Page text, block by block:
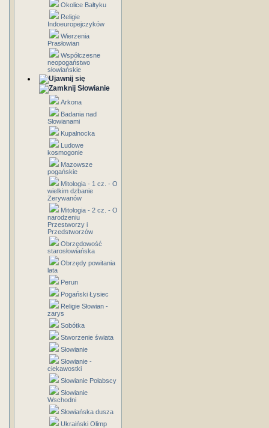
Okolice Bałtyku
Religie
Indoeuropejczyków
Wierzenia
Prasłowian
Współczesne
neopogaństwo
słowiańskie
Słowianie
Arkona
Badania nad
Słowianami
Kupalnocka
Ludowe
kosmogonie
Mazowsze
pogańskie
Mitologia - 1 cz. - O
wielkim dzbanie
Zerywanów
Mitologia - 2 cz. - O
narodzeniu
Przestworzy i
Przedstworzów
Obrzędowość
starosłowiańska
Obrzędy powitania
lata
Perun
Pogański Łysiec
Religie Słowian -
zarys
Sobótka
Stworzenie świata
Słowianie
Słowianie -
ciekawostki
Słowianie Połabscy
Słowianie
Wschodni
Słowiańska dusza
Ukraiński Olimp